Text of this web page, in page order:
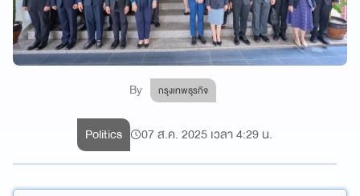
By กรุงเทพธุรกิจ
Politics 07 ส.ค. 2025 เวลา 4:29 น.